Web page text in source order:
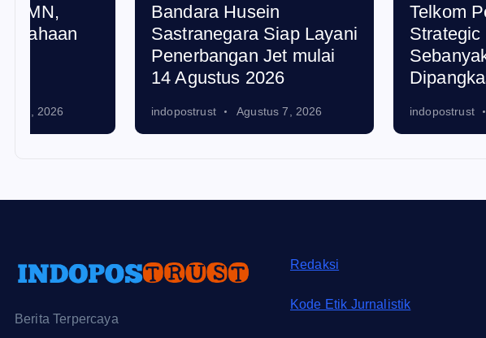
Bandara Husein
Sastranegara Siap Layani
Penerbangan Jet mulai
14 Agustus 2026
indopostrust Agustus 7, 2026
Telkom Percepat
Strategic Holding,
Sebanyak 34 Entitas
indopostrust Agustus 7, 2026
Berita Terpercaya
Redaksi
Kode Etik Jurnalistik